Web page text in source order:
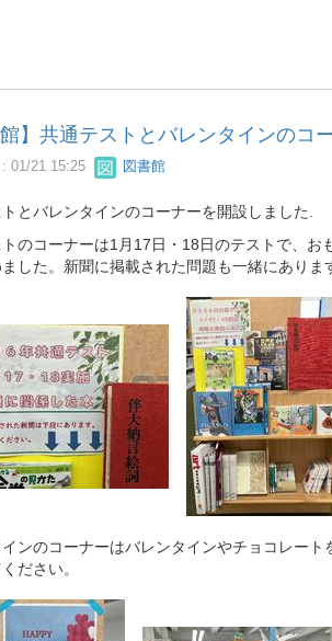
館】共通テストとバレンタインのコ
01/21 15:25 図書館
とバレンタインのコーナーを開設しました.
のコーナーは1月17日・18日のテストで、
した。新聞に掲載された問題も一緒にありま
ンのコーナーはバレンタインやチョコレー
ださい。